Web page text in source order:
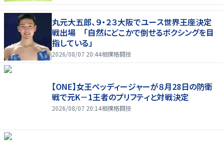
丸元大五郎、９・２３大阪でユース世界王座決定
戦出場 「自然にどこかで倒せるボクシングを目
指している」
2026/08/07 20:44相撲格闘技
【ONE】女王ペッディージャーが８月28日の防衛
戦で元K－1王者のプリフティと対戦決定
2026/08/07 20:14相撲格闘技